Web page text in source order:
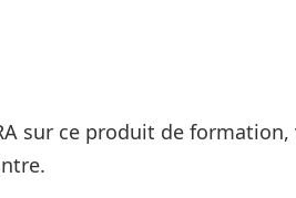
sur ce produit de